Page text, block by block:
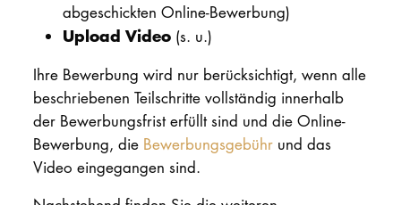
abgeschickten Online-Bewerbung)
Upload Video(s. u.)
Ihre Bewerbung wird nur berücksichtigt, wenn alle
beschriebenen Teilschritte vollständig innerhalb
der Bewerbungsfrist erfüllt sind und die Online-
Bewerbung, die Bewerbungsgebührund das
Video eingegangen sind.